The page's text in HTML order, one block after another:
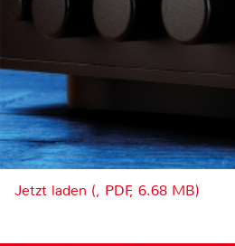
Jetzt laden (, PDF, 6.68 MB)